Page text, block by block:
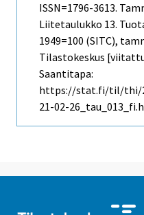
ISSN=1796-3613.
Liitetaulukko 13.
1949=100 (SITC),
Tilastokeskus
Saantitapa:
https://stat.fi/til/thi/
21-02-